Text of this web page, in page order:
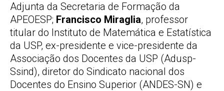
Adjunta da Secretaria de Formação da
APEOESP; Francisco Miraglia, professor
titular do Instituto de Matemática e Estatística
da USP, ex-presidente e vice-presidente da
Associação dos Docentes da USP (Adusp-
Ssind), diretor do Sindicato nacional dos
Docentes do Ensino Superior (ANDES-SN) e